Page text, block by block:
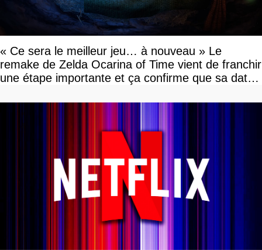
« Ce sera le meilleur jeu… à nouveau » Le
remake de Zelda Ocarina of Time vient de franchir
une étape importante et ça confirme que sa date